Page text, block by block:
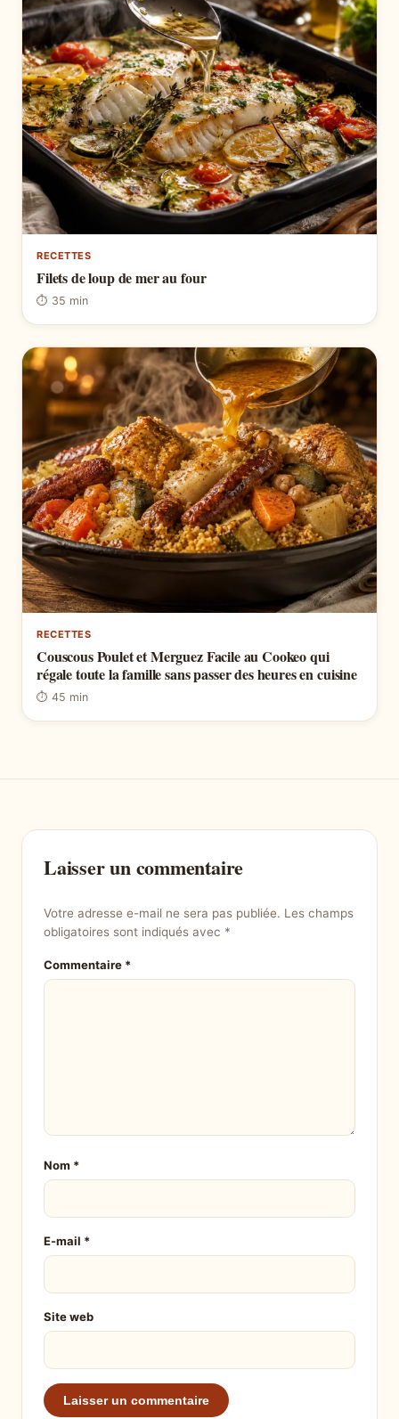
RECETTES
Filets de loup de mer au four
⏱ 35 min
RECETTES
Couscous Poulet et Merguez Facile au Cookeo qui
régale toute la famille sans passer des heures en cuisine
⏱ 45 min
Laisser un commentaire
Votre adresse e-mail ne sera pas publiée. Les champs
obligatoires sont indiqués avec *
Commentaire *
Nom *
E-mail *
Site web